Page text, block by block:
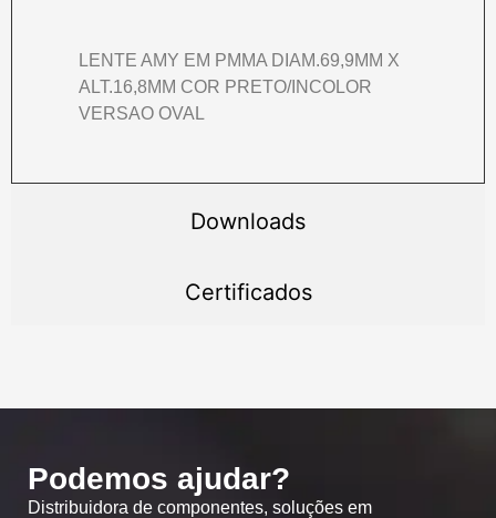
Downloads
Certificados
LENTE AMY EM PMMA DIAM.69,9MM X
ALT.16,8MM COR PRETO/INCOLOR
VERSAO OVAL
Podemos ajudar?
Distribuidora de componentes, soluções em